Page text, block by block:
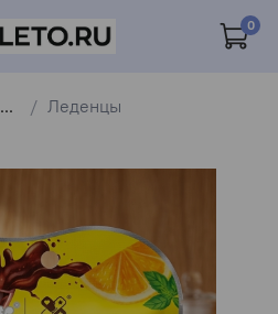
0
... Леденцы